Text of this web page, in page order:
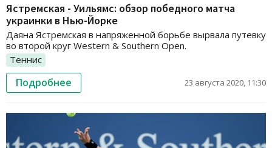
Ястремская - Уильямс: обзор победного матча
украинки в Нью-Йорке
Даяна Ястремская в напряженной борьбе вырвала путевку
во второй круг Western & Southern Open.
Теннис
Подробнее 23 августа 2020, 11:30